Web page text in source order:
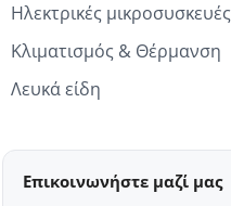
Ηλεκτρικές μικροσυσκευές
Κλιματισμός & Θέρμανση
Λευκά είδη
Επικοινωνήστε μαζί μας